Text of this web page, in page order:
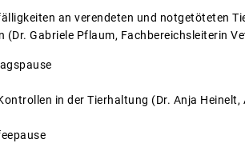
an verendeten und notgetöteten
(Dr. Gabriele Pflaum, Fachbereichsleiterin
in der Tierhaltung (Dr. Anja